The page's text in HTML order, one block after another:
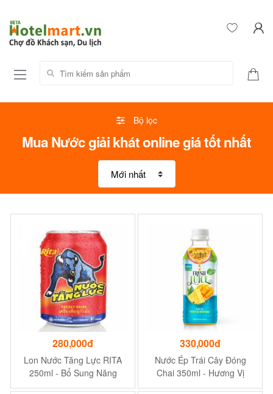
Tìm kiếm sản phẩm:
Bộ lọc
Mua Nước giải khát online giá tốt nhất
280,000đ
Lon Nước Tăng Lực RITA
250ml - Bổ Sung Năng
Lượng - Phù Hợp Với
330,000đ
Nước Ép Trái Cây Đóng
Chai 350ml - Hương Vị
Nhiệt Đới Tươi Mát